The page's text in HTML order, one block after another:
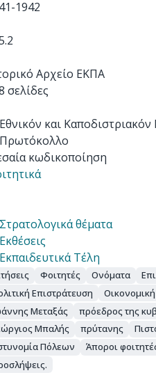
1942
Αρχείο ΕΚΠΑ
σελίδες
Εθνικόν και
Πρωτόκολλο
κωδικοποίηση
Στρατολογικά θέματα
Εκθέσεις
Εκπαιδευτικά Τέλη
Φοιτητές Ονόματα
Επιστράτευση
Μεταξάς
πρόεδρος της
Μπαλής
πρύτανης
Πόλεων
Άποροι